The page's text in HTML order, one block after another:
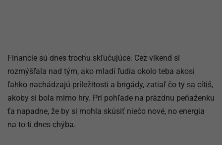
Financie sú dnes trochu skľučujúce. Cez víkend si
rozmýšľala nad tým, ako mladí ľudia okolo teba akosi
ľahko nachádzajú príležitosti a brigády, zatiaľ čo ty sa cítiš,
akoby si bola mimo hry. Pri pohľade na prázdnu peňaženku
ťa napadne, že by si mohla skúsiť niečo nové, no energia
na to ti dnes chýba.